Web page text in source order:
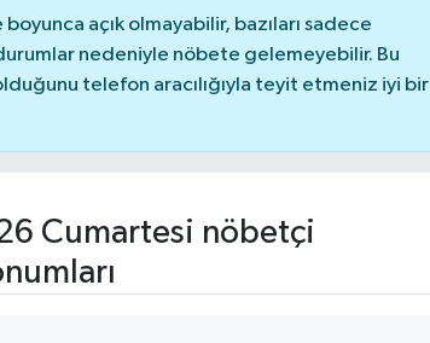
açık olmayabilir, bazıları sadece
nedeniyle nöbete gelemeyebilir. Bu
telefon aracılığıyla teyit etmeniz iyi bir
Cumartesi nöbetçi